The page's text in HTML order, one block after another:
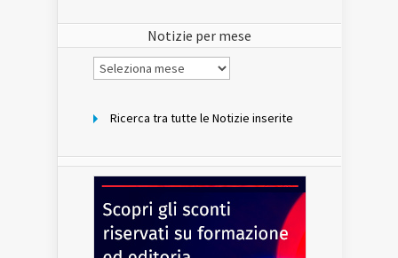
Notizie per mese
Notizie
per
Ricerca tra tutte le Notizie inserite